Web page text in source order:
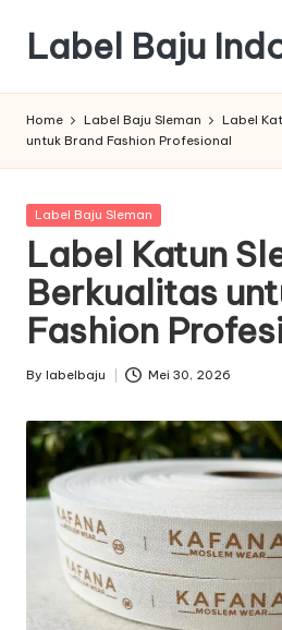
content
Label Baju
Home Label Baju Sleman
Label
untuk Brand Fashion Profesional
Posted
Label Baju Sleman
Label Katun
Berkualitas
Fashion
Posted
By labelbaju Mei 30, 2026